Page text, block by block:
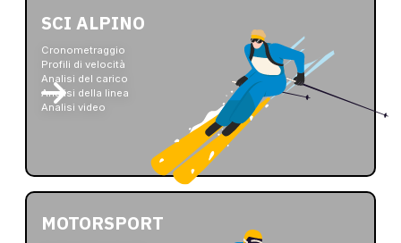
SCI ALPINO
Cronometraggio
Profili di velocità
Analisi del carico
Analisi della linea
Analisi video
MOTORSPORT